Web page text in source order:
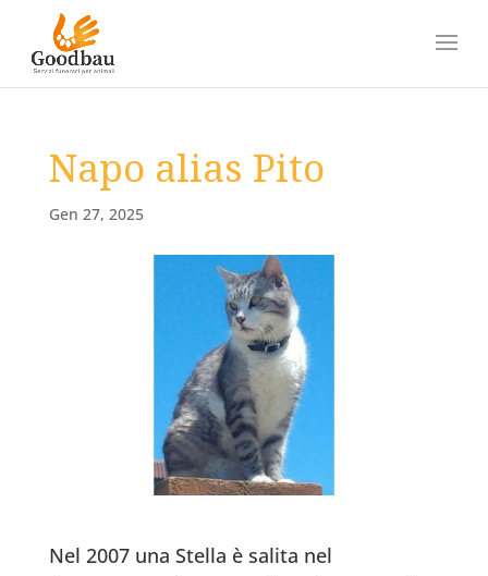
Napo alias Pito
Gen 27, 2025
Nel 2007 una Stella è salita nel